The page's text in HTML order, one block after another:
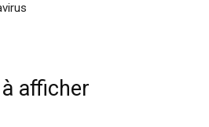
afficher